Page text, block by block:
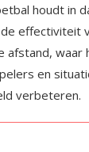
houdt in
effectiviteit
waar
en
verbeteren.